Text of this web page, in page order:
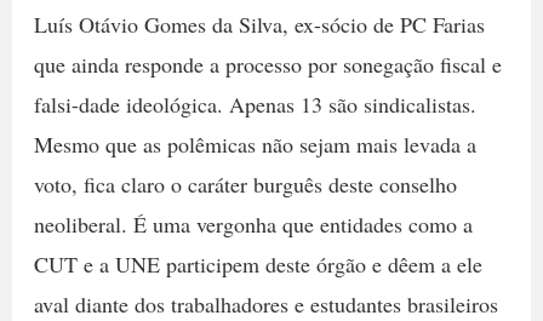
Luís Otávio Gomes da Silva, ex-sócio de PC Farias
que ainda responde a processo por sonegação fiscal e
falsi-dade ideológica. Apenas 13 são sindicalistas.
Mesmo que as polêmicas não sejam mais levada a
voto, fica claro o caráter burguês deste conselho
neoliberal. É uma vergonha que entidades como a
CUT e a UNE participem deste órgão e dêem a ele
aval diante dos trabalhadores e estudantes brasileiros